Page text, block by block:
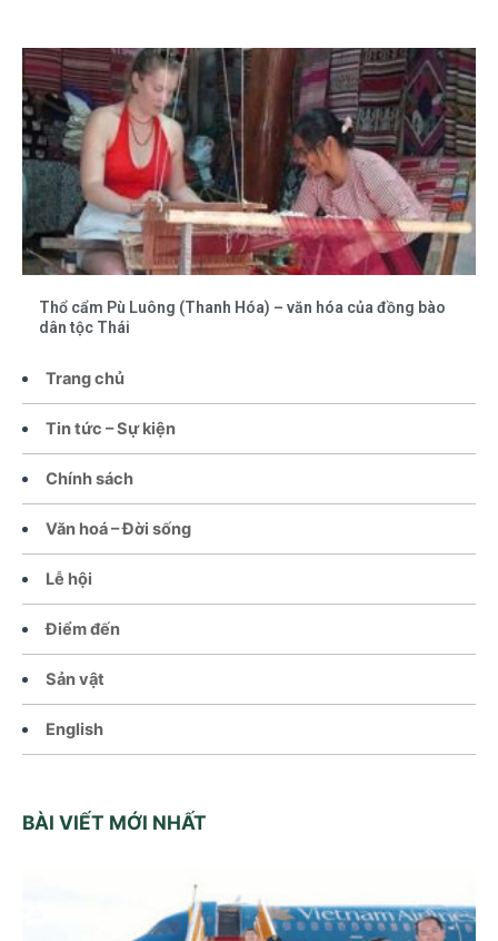
Trang chủ
Tin tức – Sự kiện
Chính sách
Văn hoá – Đời sống
Lễ hội
Điểm đến
Sản vật
English
BÀI VIẾT MỚI NHẤT
Thổ cẩm Pù Luông (Thanh Hóa) – văn hóa của đồng bào
dân tộc Thái